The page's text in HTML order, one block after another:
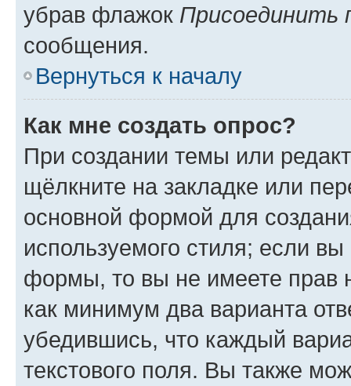
убрав флажок Присоединить
сообщения.
Вернуться к началу
Как мне создать опрос?
При создании темы или
щёлкните на закладке или
основной формой для
используемого стиля; если
формы, то вы не имеете прав
как минимум два варианта
убедившись, что каждый
текстового поля. Вы также